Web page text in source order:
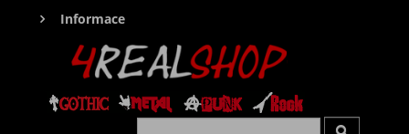
Informace